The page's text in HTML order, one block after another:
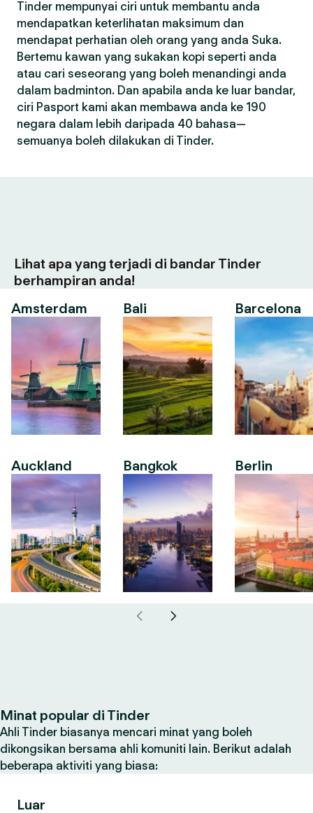
Tinder mempunyai ciri untuk membantu anda
mendapatkan keterlihatan maksimum dan
mendapat perhatian oleh orang yang anda Suka.
Bertemu kawan yang sukakan kopi seperti anda
atau cari seseorang yang boleh menandingi anda
dalam badminton. Dan apabila anda ke luar bandar,
ciri Pasport kami akan membawa anda ke 190
negara dalam lebih daripada 40 bahasa—
semuanya boleh dilakukan di Tinder.
Lihat apa yang terjadi di bandar Tinder
berhampiran anda!
Amsterdam
Auckland
Bali
Bangkok
Barcelona
Berlin
Minat popular di Tinder
Ahli Tinder biasanya mencari minat yang boleh
dikongsikan bersama ahli komuniti lain. Berikut adalah
beberapa aktiviti yang biasa:
Luar